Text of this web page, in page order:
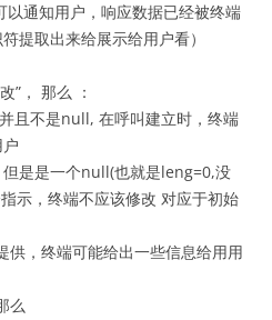
通知用户，响应数据已经被终端
提取出来给展示给用户看）
”， 那么 ：
且不是null, 在呼叫建立时，终端
是是一个null(也就是leng=0,没
示，终端不应该修改 对应于初始
供，终端可能给出一些信息给用用
么